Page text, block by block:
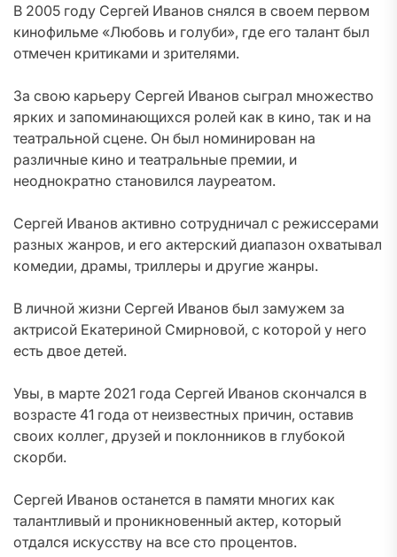
В 2005 году Сергей Иванов снялся в своем первом
кинофильме «Любовь и голуби», где его талант был
отмечен критиками и зрителями.
За свою карьеру Сергей Иванов сыграл множество
ярких и запоминающихся ролей как в кино, так и на
театральной сцене. Он был номинирован на
различные кино и театральные премии, и
неоднократно становился лауреатом.
Сергей Иванов активно сотрудничал с режиссерами
разных жанров, и его актерский диапазон охватывал
комедии, драмы, триллеры и другие жанры.
В личной жизни Сергей Иванов был замужем за
актрисой Екатериной Смирновой, с которой у него
есть двое детей.
Увы, в марте 2021 года Сергей Иванов скончался в
возрасте 41 года от неизвестных причин, оставив
своих коллег, друзей и поклонников в глубокой
скорби.
Сергей Иванов останется в памяти многих как
талантливый и проникновенный актер, который
отдался искусству на все сто процентов.